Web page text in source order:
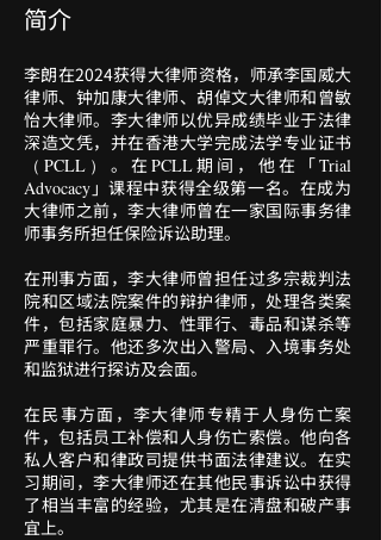
简介
李朗在2024获得大律师资格，师承李国威大
律师、钟加康大律师、胡倬文大律师和曾敏
怡大律师。李大律师以优异成绩毕业于法律
深造文凭，并在香港大学完成法学专业证书
（PCLL） 。在 PCLL期间，他在「Trial
Advocacy 」课程中获得全级第一名。在成为
大律师之前，李大律师曾在一家国际事务律
师事务所担任保险诉讼助理。
在刑事方面，李大律师曾担任过多宗裁判法
院和区域法院案件的辩护律师，处理各类案
件，包括家庭暴力、性罪行、毒品和谋杀等
严重罪行。他还多次出入警局、入境事务处
和监狱进行探访及会面。
在民事方面，李大律师专精于人身伤亡案
件，包括员工补偿和人身伤亡索偿。他向各
私人客户和律政司提供书面法律建议。在实
习期间，李大律师还在其他民事诉讼中获得
了相当丰富的经验，尤其是在清盘和破产事
宜上。